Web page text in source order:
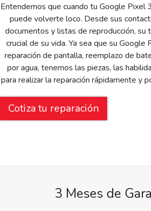
Entendemos que cuando tu Google Pixel
puede volverte loco. Desde sus
documentos y listas de reproducción, su
crucial de su vida. Ya sea que su Google
reparación de pantalla, reemplazo de
por agua, tenemos las piezas, las
para realizar la reparación rápidamente y
Cotiza tu reparación
3 Meses de